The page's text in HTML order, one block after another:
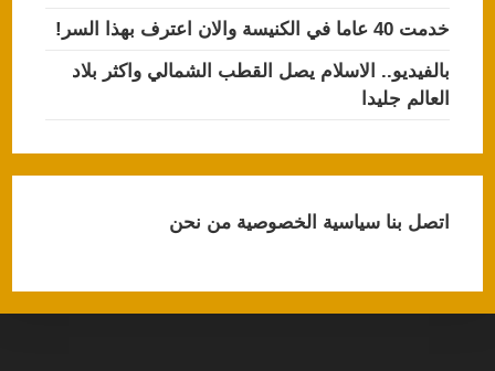
خدمت 40 عاما في الكنيسة والان اعترف بهذا السر!
بالفيديو.. الاسلام يصل القطب الشمالي واكثر بلاد
العالم جليدا
اتصل بناسياسية الخصوصيةمن نحن